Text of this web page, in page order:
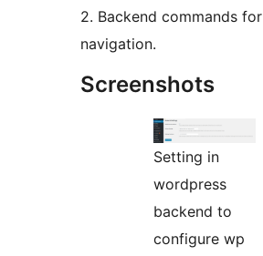
2. Backend commands for
navigation.
Screenshots
Setting in
wordpress
backend to
configure wp